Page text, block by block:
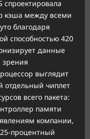
спроектировала
кэша между всеми
благодаря
способностью 420
данные
зрения
выглядит
отдельный чиплет
всего пакета:
памяти
компании,
процентный